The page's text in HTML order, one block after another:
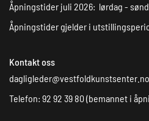
Åpningstider juli 2026: lørdag -
Åpningstider gjelder i
Kontakt oss
dagligleder@vestfoldkunstsenter.no
Telefon: 92 92 39 80 (bemannet i